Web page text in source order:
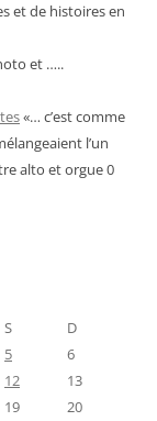
et de histoires en
et …..
«… c’est comme
l’un
alto et orgue 0
S
D
5
6
12
13
19
20